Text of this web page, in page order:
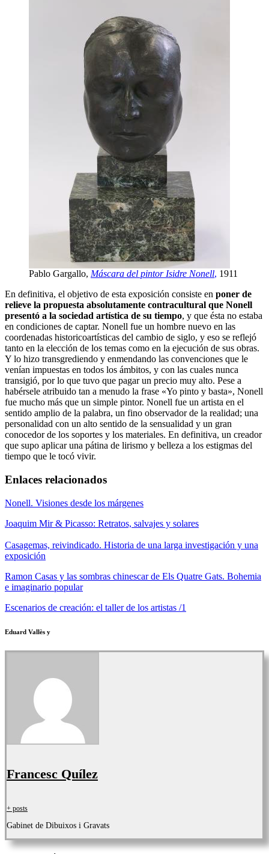
Pablo Gargallo, Máscara del pintor Isidre Nonell, 1911
En definitiva, el objetivo de esta exposición consiste en poner de
relieve la propuesta absolutamente contracultural que Nonell
presentó a la sociedad artística de su tiempo, y que ésta no estaba
en condiciones de captar. Nonell fue un hombre nuevo en las
coordenadas historicoartísticas del cambio de siglo, y eso se reflejó
tanto en la elección de los temas como en la ejecución de sus obras.
Y lo hizo transgrediendo y enmendando las convenciones que le
venían impuestas en todos los ámbitos, y con las cuales nunca
transigió, por lo que tuvo que pagar un precio muy alto. Pese a
habérsele atribuido tan a menudo la frase «Yo pinto y basta», Nonell
fue mucho más que un simple pintor. Nonell fue un artista en el
sentido amplio de la palabra, un fino observador de la realidad; una
personalidad con un alto sentido de la sensualidad y un gran
conocedor de los soportes y los materiales. En definitiva, un creador
que supo aplicar una pátina de lirismo y belleza a los estigmas del
tiempo que le tocó vivir.
Enlaces relacionados
Nonell. Visiones desde los márgenes
Joaquim Mir & Picasso: Retratos, salvajes y solares
Casagemas, reivindicado. Historia de una larga investigación y una
exposición
Ramon Casas y las sombras chinescar de Els Quatre Gats. Bohemia
e imaginario popular
Escenarios de creación: el taller de los artistas /1
Eduard Vallès y
Francesc Quílez
+ posts
Gabinet de Dibuixos i Gravats